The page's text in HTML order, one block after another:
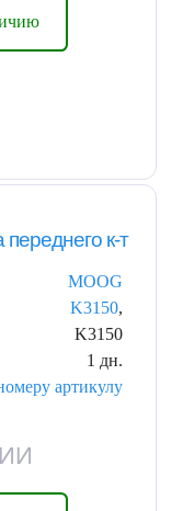
переднего к-т
MOOG
K3150,
K3150
1 дн.
артикулу